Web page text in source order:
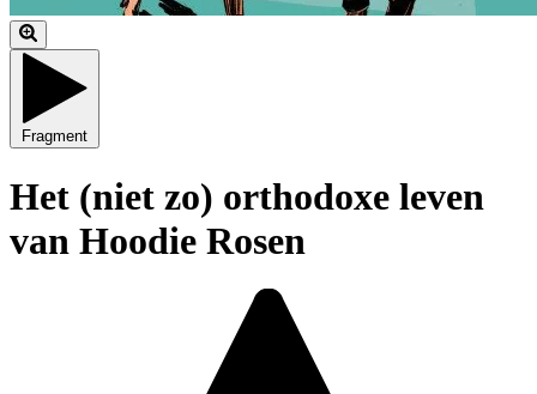
Fragment
Het (niet zo) orthodoxe leven
van Hoodie Rosen